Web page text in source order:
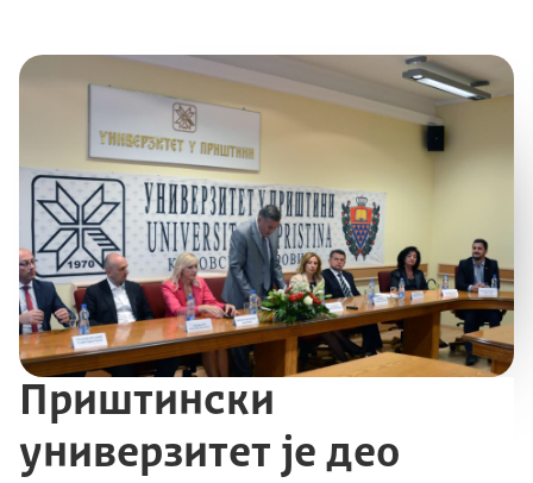
Приштински
универзитет је део